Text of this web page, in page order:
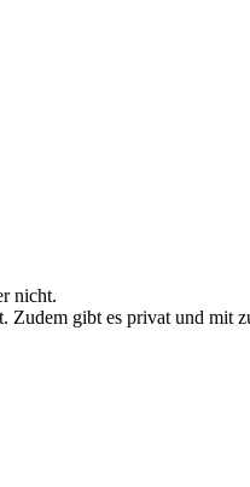
nicht.
gibt es privat und mit